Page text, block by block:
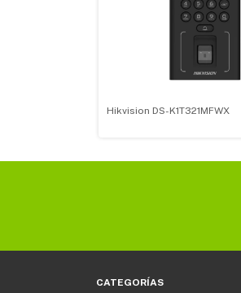
Hikvision DS-K1T321MFWX
CATEGORÍAS